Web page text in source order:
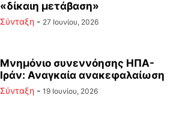
«δίκαιη μετάβαση»
Σύνταξη - 27 Ιουνίου, 2026
Μνημόνιο συνεννόησης ΗΠΑ-
Ιράν: Αναγκαία ανακεφαλαίωση
Σύνταξη - 19 Ιουνίου, 2026